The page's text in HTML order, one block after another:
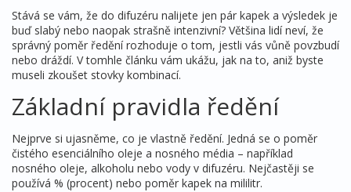
Stává se vám, že do difuzéru nalijete jen pár kapek a výsledek je
buď slabý nebo naopak strašně intenzivní? Většina lidí neví, že
správný poměr ředění rozhoduje o tom, jestli vás vůně povzbudí
nebo dráždí. V tomhle článku vám ukážu, jak na to, aniž byste
museli zkoušet stovky kombinací.
Základní pravidla ředění
Nejprve si ujasněme, co je vlastně ředění. Jedná se o poměr
čistého esenciálního oleje a nosného média – například
nosného oleje, alkoholu nebo vody v difuzéru. Nejčastěji se
používá % (procent) nebo poměr kapek na mililitr.